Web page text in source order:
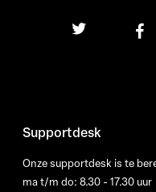
twitter
Supportdesk
Onze supportdesk is te
ma t/m do: 8.30 - 17.30 uur